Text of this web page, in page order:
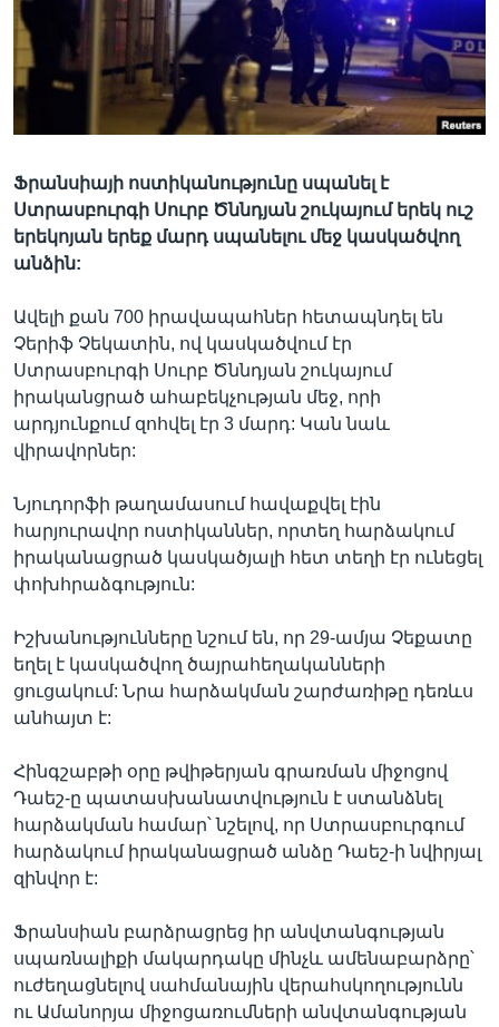
Լեզուներ
Ֆրանսիայի ոստիկանությունը սպանել է
Ստրասբուրգի Սուրբ Ծննդյան շուկայում երեկ ուշ
երեկոյան երեք մարդ սպանելու մեջ կասկածվող
անձին:
Ավելի քան 700 իրավապահներ հետապնդել են
Չերիֆ Չեկատին, ով կասկածվում էր
Ստրասբուրգի Սուրբ Ծննդյան շուկայում
իրականցրած ահաբեկչության մեջ, որի
արդյունքում զոհվել էր 3 մարդ: Կան նաև
վիրավորներ:
Նյուդորֆի թաղամասում հավաքվել էին
հարյուրավոր ոստիկաններ, որտեղ հարձակում
իրականացրած կասկածյալի հետ տեղի էր ունեցել
փոխհրաձգություն:
Իշխանությունները նշում են, որ 29-ամյա Չեքատը
եղել է կասկածվող ծայրահեղականների
ցուցակում: Նրա հարձակման շարժառիթը դեռևս
անհայտ է:
Հինգշաբթի օրը թվիթերյան գրառման միջոցով
Դաեշ-ը պատասխանատվություն է ստանձնել
հարձակման համար՝ նշելով, որ Ստրասբուրգում
հարձակում իրականացրած անձը Դաեշ-ի նվիրյալ
զինվոր է:
Ֆրանսիան բարձրացրեց իր անվտանգության
սպառնալիքի մակարդակը մինչև ամենաբարձրը՝
ուժեղացնելով սահմանային վերահսկողությունն
ու Ամանորյա միջոցառումների անվտանգության